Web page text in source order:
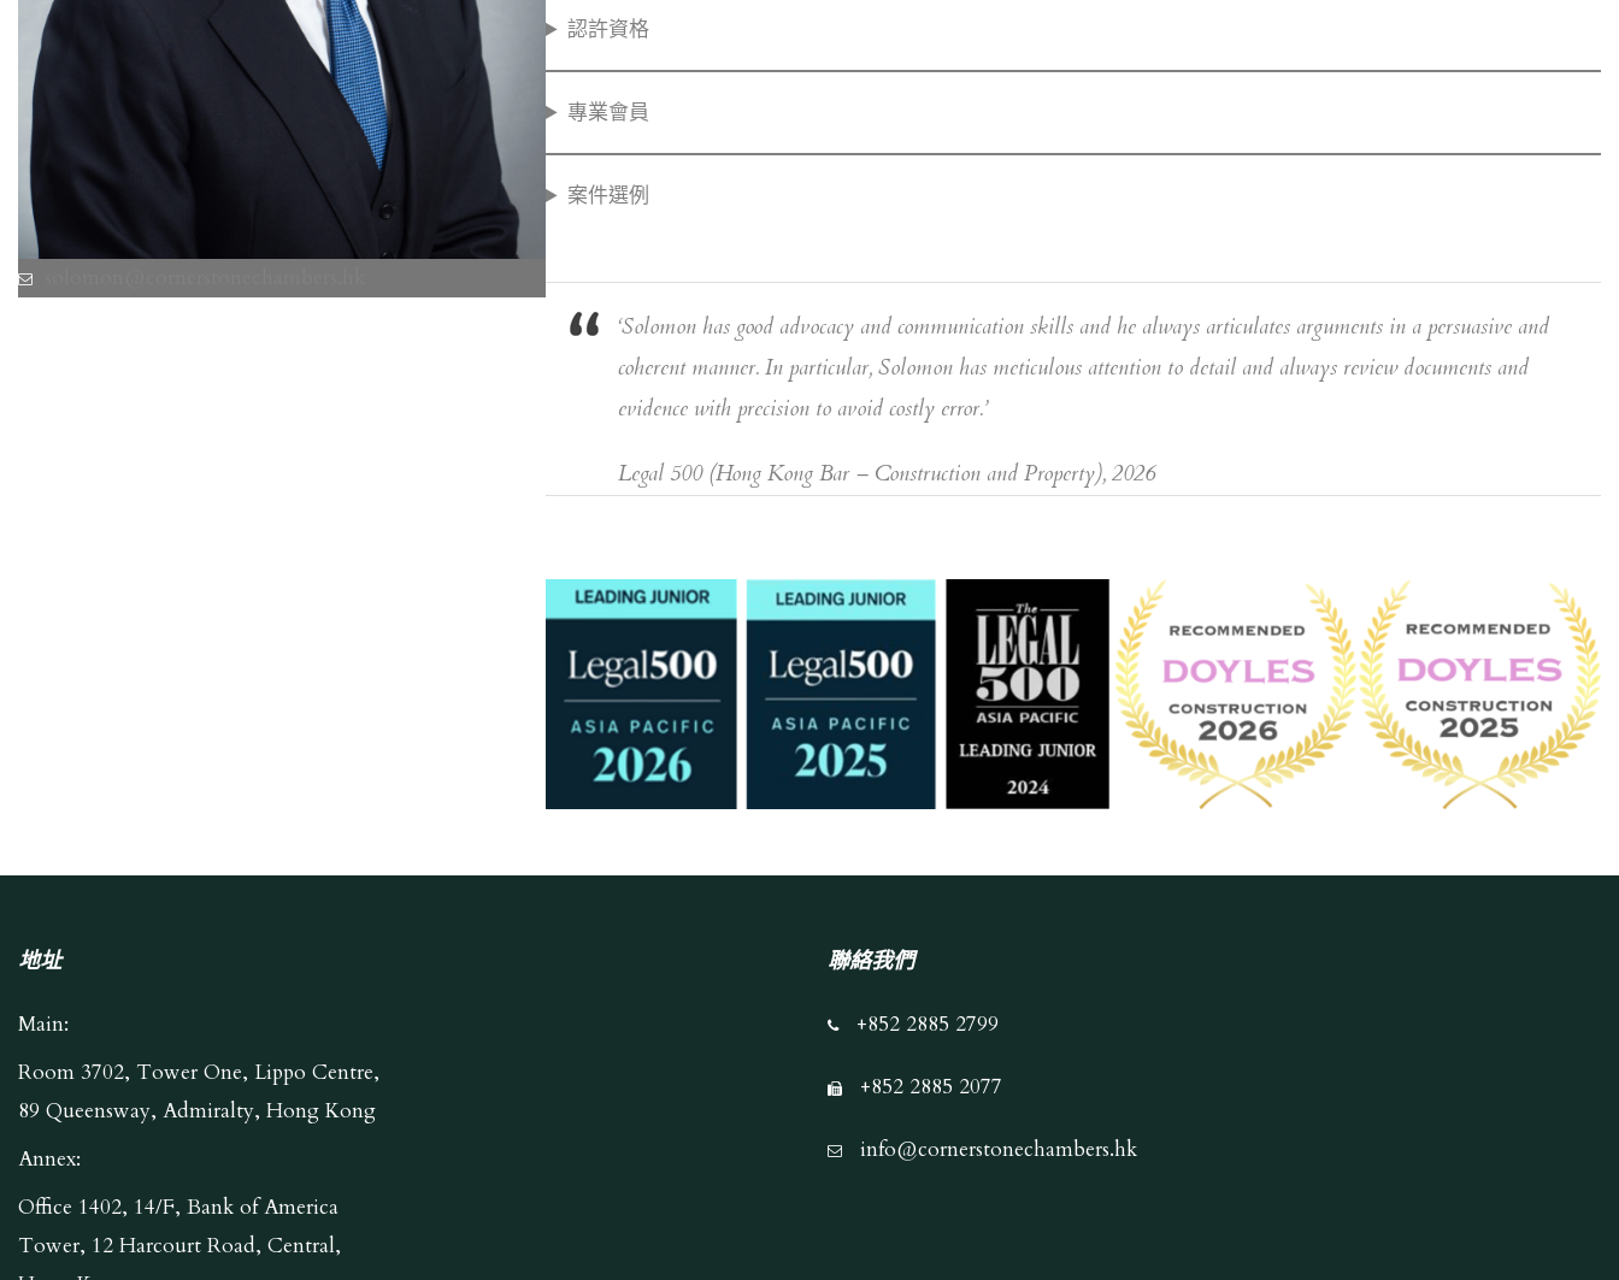
認許資格
專業會員
案件選例
‘Solomon has good advocacy and communication skills and he always articulates arguments in a persuasive and
coherent manner. In particular, Solomon has meticulous attention to detail and always review documents and
evidence with precision to avoid costly error.’
Legal 500 (Hong Kong Bar – Construction and Property), 2026
地址
Main:
Room 3702, Tower One, Lippo Centre,
89 Queensway, Admiralty, Hong Kong
Annex:
Office 1402, 14/F, Bank of America
Tower, 12 Harcourt Road, Central,
聯絡我們
+852 2885 2799
+852 2885 2077
info@cornerstonechambers.hk